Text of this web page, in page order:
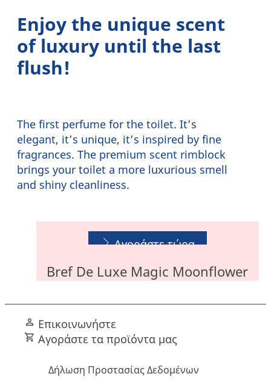
Enjoy the unique scent
of luxury until the last
flush!
The first perfume for the toilet. It’s
elegant, it’s unique, it’s inspired by fine
fragrances. The premium scent rimblock
brings your toilet a more luxurious smell
and shiny cleanliness.
Αγοράστε τώρα
Bref De Luxe Magic Moonflower
Αγοράστε τώρα
Επικοινωνήστε
Αγοράστε τα προϊόντα μας
Δήλωση Προστασίας Δεδομένων